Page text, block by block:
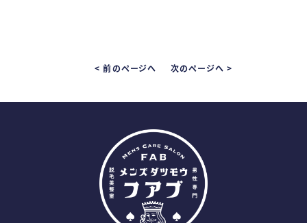
< 前のページへ 次のページへ >